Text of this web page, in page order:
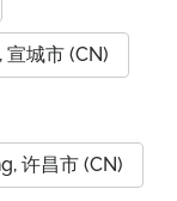
城市 (CN)
许昌市 (CN)